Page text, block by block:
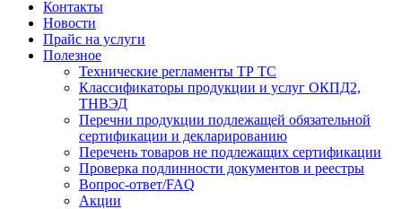
Контакты
Новости
Прайс на услуги
Полезное
Технические регламенты ТР ТС
Классификаторы продукции и услуг ОКПД2,
ТНВЭД
Перечни продукции подлежащей обязательной
сертификации и декларированию
Перечень товаров не подлежащих сертификации
Проверка подлинности документов и реестры
Вопрос-ответ/FAQ
Акции